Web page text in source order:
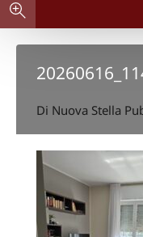
Di Nuova Stella